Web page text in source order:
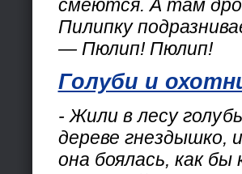
смеются. А там
Пилипку
— Пюлип! Пюлип!
Голуби и
- Жили в лесу
дереве гнездышко,
она боялась, как бы